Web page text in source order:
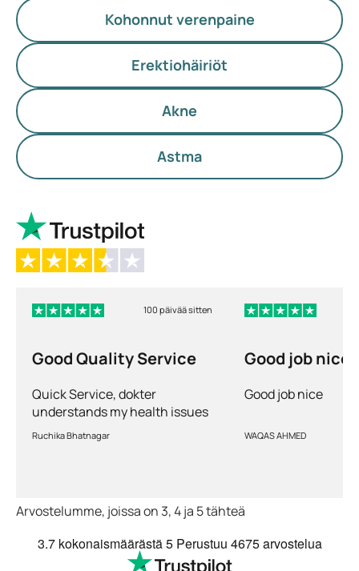
Kohonnut verenpaine
Erektiohäiriöt
Akne
Astma
100 päivää sitten
Good Quality Service
Quick Service, dokter
understands my health issues
and good diagnosis
Ruchika Bhatnagar
Good job nice
Good job nice
WAQAS AHMED
Arvostelumme, joissa on 3, 4 ja 5 tähteä
3.7kokonaismäärästä 5 Perustuu 4675 arvostelua